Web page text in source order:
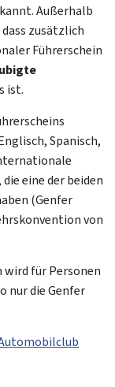
Außerhalb
dass zusätzlich
Führerschein
ist.
Spanisch,
eine der beiden
(Genfer
von
für Personen
nur die Genfer